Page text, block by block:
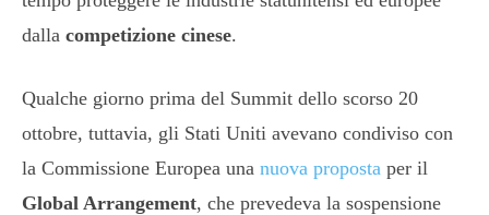
dalla competizione cinese.
Qualche giorno prima del Summit dello scorso 20
ottobre, tuttavia, gli Stati Uniti avevano condiviso con
la Commissione Europea una nuova proposta per il
Global Arrangement, che prevedeva la sospensione